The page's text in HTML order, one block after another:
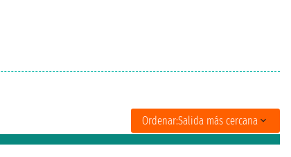
Ordenar:Salida más cercana